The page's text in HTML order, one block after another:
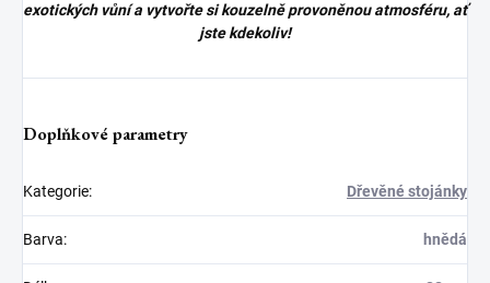
exotických vůní a vytvořte si kouzelně provoněnou atmosféru, ať
jste kdekoliv!
Doplňkové parametry
Kategorie: Dřevěné stojánky
Barva: hnědá